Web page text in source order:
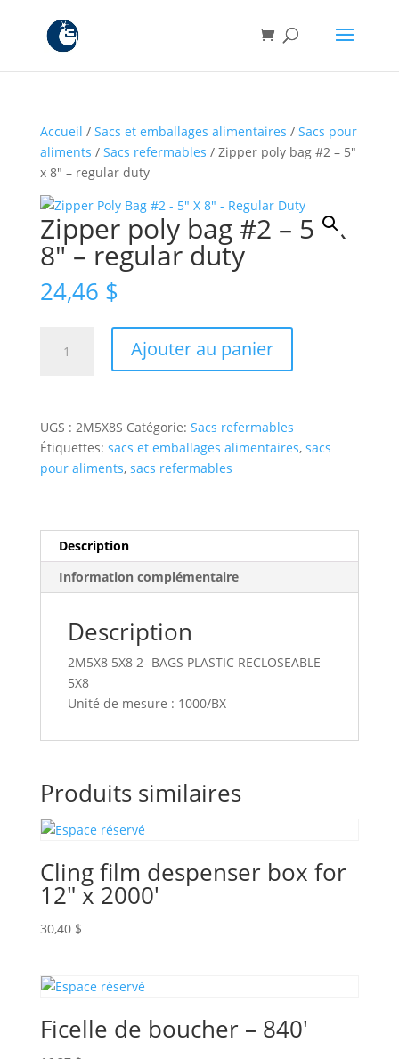
Accueil / Sacs et emballages alimentaires / Sacs pour
aliments / Sacs refermables / Zipper poly bag #2 – 5″
x 8″ – regular duty
Zipper poly bag #2 – 5″ x
8″ – regular duty
24,46 $
#2
5"
regular
duty
Ajouter au panier
UGS : 2M5X8S Catégorie: Sacs refermables
Étiquettes: sacs et emballages alimentaires, sacs
pour aliments, sacs refermables
Description
Information complémentaire
Description
2M5X8 5X8 2- BAGS PLASTIC RECLOSEABLE
5X8
Unité de mesure : 1000/BX
Produits similaires
Cling film despenser box for
12″ x 2000′
30,40 $
Ficelle de boucher – 840′